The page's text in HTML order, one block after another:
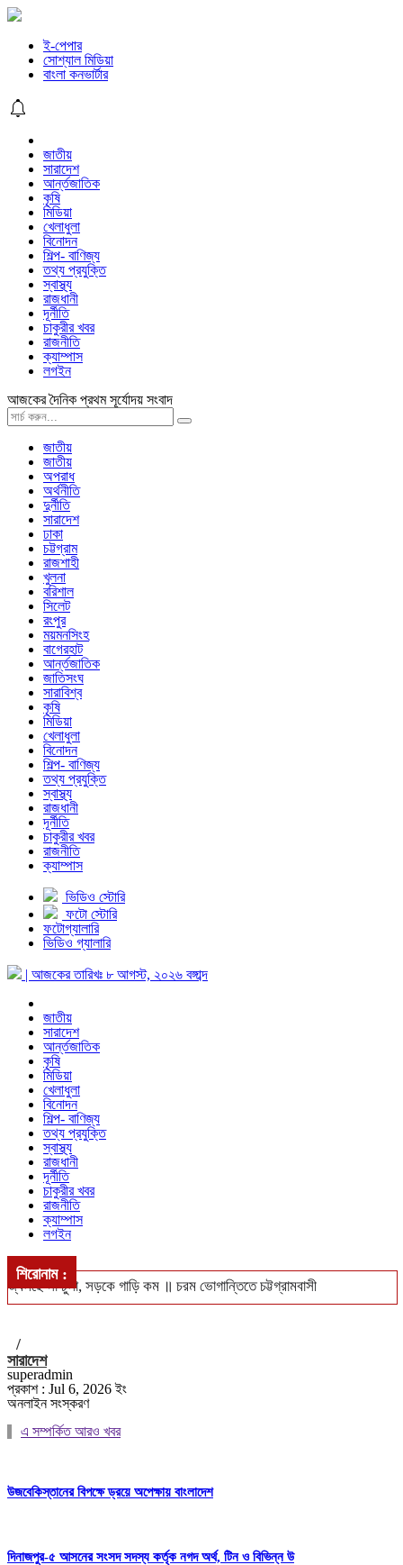
ই-পেপার
সোশ্যাল মিডিয়া
বাংলা কনভার্টার
জাতীয়
সারাদেশ
আর্ন্তজাতিক
কৃষি
মিডিয়া
খেলাধুলা
বিনোদন
শিল্প- বাণিজ্য
তথ্য প্রযুক্তি
স্বাস্থ্য
রাজধানী
দূর্নীতি
চাকুরীর খবর
রাজনীতি
ক্যাম্পাস
লগইন
আজকের দৈনিক প্রথম সূর্যোদয় সংবাদ
জাতীয়
জাতীয়
অপরাধ
অর্থনীতি
দুর্নীতি
সারাদেশ
ঢাকা
চট্টগ্রাম
রাজশাহী
খুলনা
বরিশাল
সিলেট
রংপুর
ময়মনসিংহ
বাগেরহাট
আর্ন্তজাতিক
জাতিসংঘ
সারাবিশ্ব
কৃষি
মিডিয়া
খেলাধুলা
বিনোদন
শিল্প- বাণিজ্য
তথ্য প্রযুক্তি
স্বাস্থ্য
রাজধানী
দূর্নীতি
চাকুরীর খবর
রাজনীতি
ক্যাম্পাস
ভিডিও স্টোরি
ফটো স্টোরি
ফটোগ্যালারি
ভিডিও গ্যালারি
| আজকের তারিখঃ ৮ আগস্ট, ২০২৬ বঙ্গাব্দ
জাতীয়
সারাদেশ
আর্ন্তজাতিক
কৃষি
মিডিয়া
খেলাধুলা
বিনোদন
শিল্প- বাণিজ্য
তথ্য প্রযুক্তি
স্বাস্থ্য
রাজধানী
দূর্নীতি
চাকুরীর খবর
রাজনীতি
ক্যাম্পাস
লগইন
শিরোনাম :
জ্বলছে না চুলা, সড়কে গাড়ি কম ॥ চরম ভোগান্তিতে চট্টগ্রামবাসী
সিএমপি’র নিজস্ব জনবলে চলবে ট্রাফিক ব্যবস্থাপনা
ঢাকা-পাবনা ও ঢাকা-খুলনা রুটে নতুন আন্তঃনগর ট্রেন চালুর পরিকল্পনা ॥ চালু
হবে বন্ধ লোকাল-মেইল
বঙ্গোপসাগরে ধরা পড়লো ২৯ কেজির ইয়েলোফিন টুনা, ৪০ হাজারে বিক্রি
/
সারাদেশ
superadmin
প্রকাশ : Jul 6, 2026 ইং
অনলাইন সংস্করণ
এ সম্পর্কিত আরও খবর
উজবেকিস্তানের বিপক্ষে ড্রয়ে অপেক্ষায় বাংলাদেশ
দিনাজপুর-৫ আসনের সংসদ সদস্য কর্তৃক নগদ অর্থ, টিন ও বিভিন্ন উ